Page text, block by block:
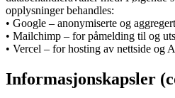
opplysninger behandles:
• Google – anonymiserte og
• Mailchimp – for påmelding til og
• Vercel – for hosting av nettside og
Informasjonskapsler